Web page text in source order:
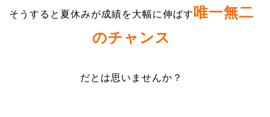
そうすると夏休みが成績を大幅に伸ばす 唯一無二
のチャンス
だとは思いませんか？